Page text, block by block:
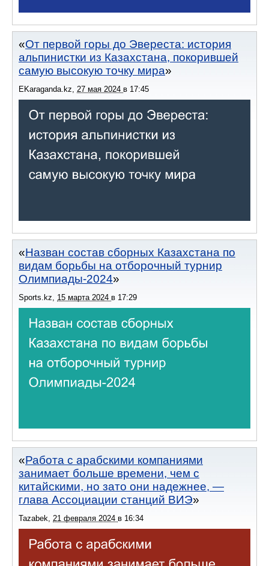
От первой горы до Эвереста: история
альпинистки из Казахстана, покорившей
самую высокую точку мира
EKaraganda.kz 27 мая 2024 в 17:45
Назван состав сборных Казахстана по
видам борьбы на отборочный турнир
Олимпиады-2024
Sports.kz 15 марта 2024 в 17:29
Работа с арабскими компаниями
занимает больше времени, чем с
китайскими, но зато они надежнее, —
глава Ассоциации станций ВИЭ
Tazabek, 21 февраля 2024 в 16:34